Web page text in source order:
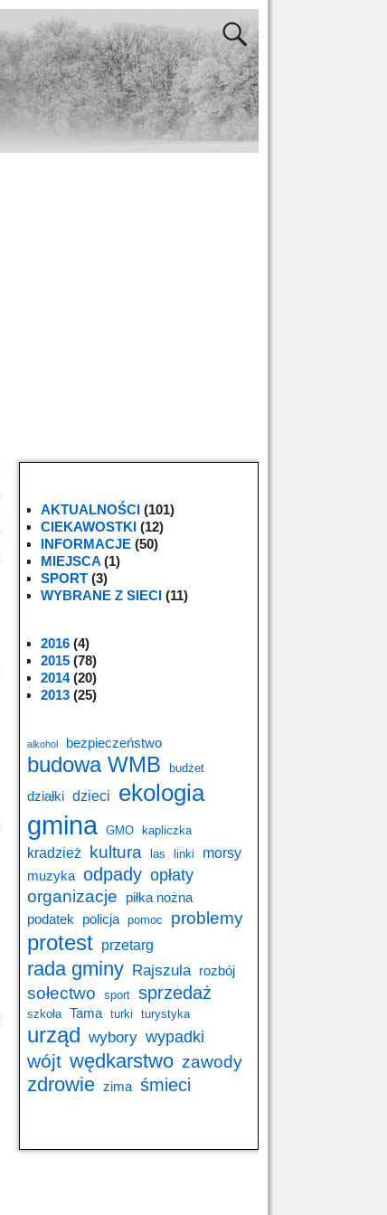
AKTUALNOŚCI (101)
CIEKAWOSTKI (12)
INFORMACJE (50)
MIEJSCA (1)
SPORT (3)
WYBRANE Z SIECI (11)
2016 (4)
2015 (78)
2014(20)
2013 (25)
alkohol bezpieczeństwo
budowa WMB budżet
działki dzieci ekologia
gmina GMO kapliczka
kradzież kultura las linki morsy
muzyka odpady opłaty
organizacje
piłka nożna
podatek
policja pomoc problemy
protest przetarg
rada gminy Rajszula rozbój
sołectwo sport sprzedaż
szkoła Tama turki turystyka
urząd wybory wypadki
wójt wędkarstwo zawody
zdrowie zima śmieci